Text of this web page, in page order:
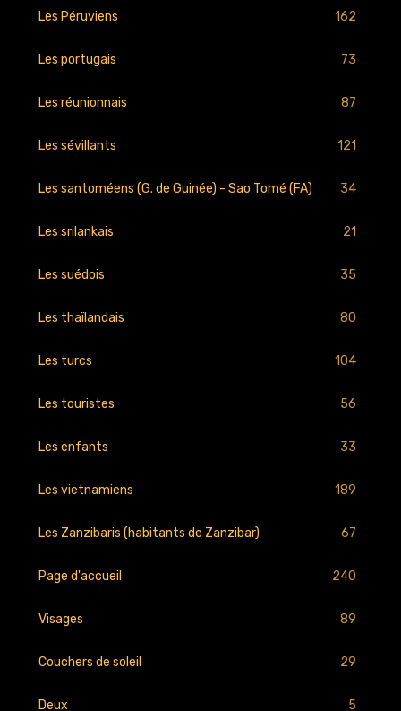
Les Péruviens 162
Les portugais 73
Les réunionnais 87
Les sévillants 121
Les santoméens (G. de Guinée) - Sao Tomé (FA) 34
Les srilankais 21
Les suédois 35
Les thaïlandais 80
Les turcs 104
Les touristes 56
Les enfants 33
Les vietnamiens 189
Les Zanzibaris (habitants de Zanzibar) 67
Page d'accueil 240
Visages 89
Couchers de soleil 29
Deux 5